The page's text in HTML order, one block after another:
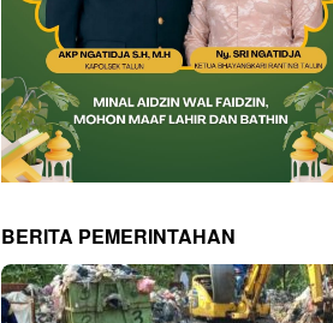
BERITA PEMERINTAHAN